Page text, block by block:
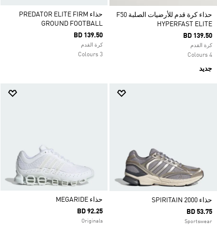
حذاء كرة قدم للأرضيات الصلبة F50
HYPERFAST ELITE
BD 139.50
كرة القدم
4 Colours
جديد
حذاء PREDATOR ELITE FIRM
GROUND FOOTBALL
BD 139.50
كرة القدم
3 Colours
حذاء SPIRITAIN 2000
BD 53.75
Sportswear
حذاء MEGARIDE
BD 92.25
Originals